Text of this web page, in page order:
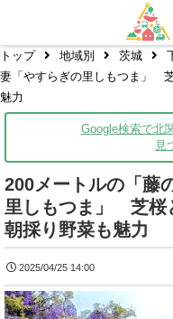
茨城
トップ 地域別 茨城
妻「やすらぎの里しもつま」
魅力
Google検索で北
見
200メートルの「
里しもつま」 芝桜
朝採り野菜も魅力
2025/04/25 14:00